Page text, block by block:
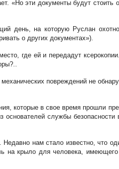
«Но эти документы будут
день, на которую Руслан
о других документах»).
где ей и передадут
повреждений не
которые в свое время прошли
службы
нам стало известно, что
на крыло для человека,